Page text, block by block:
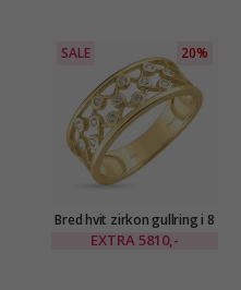
SALE 20%
Bred hvit zirkon gullring i 8
karat - Gold Collection
EXTRA 5810,-